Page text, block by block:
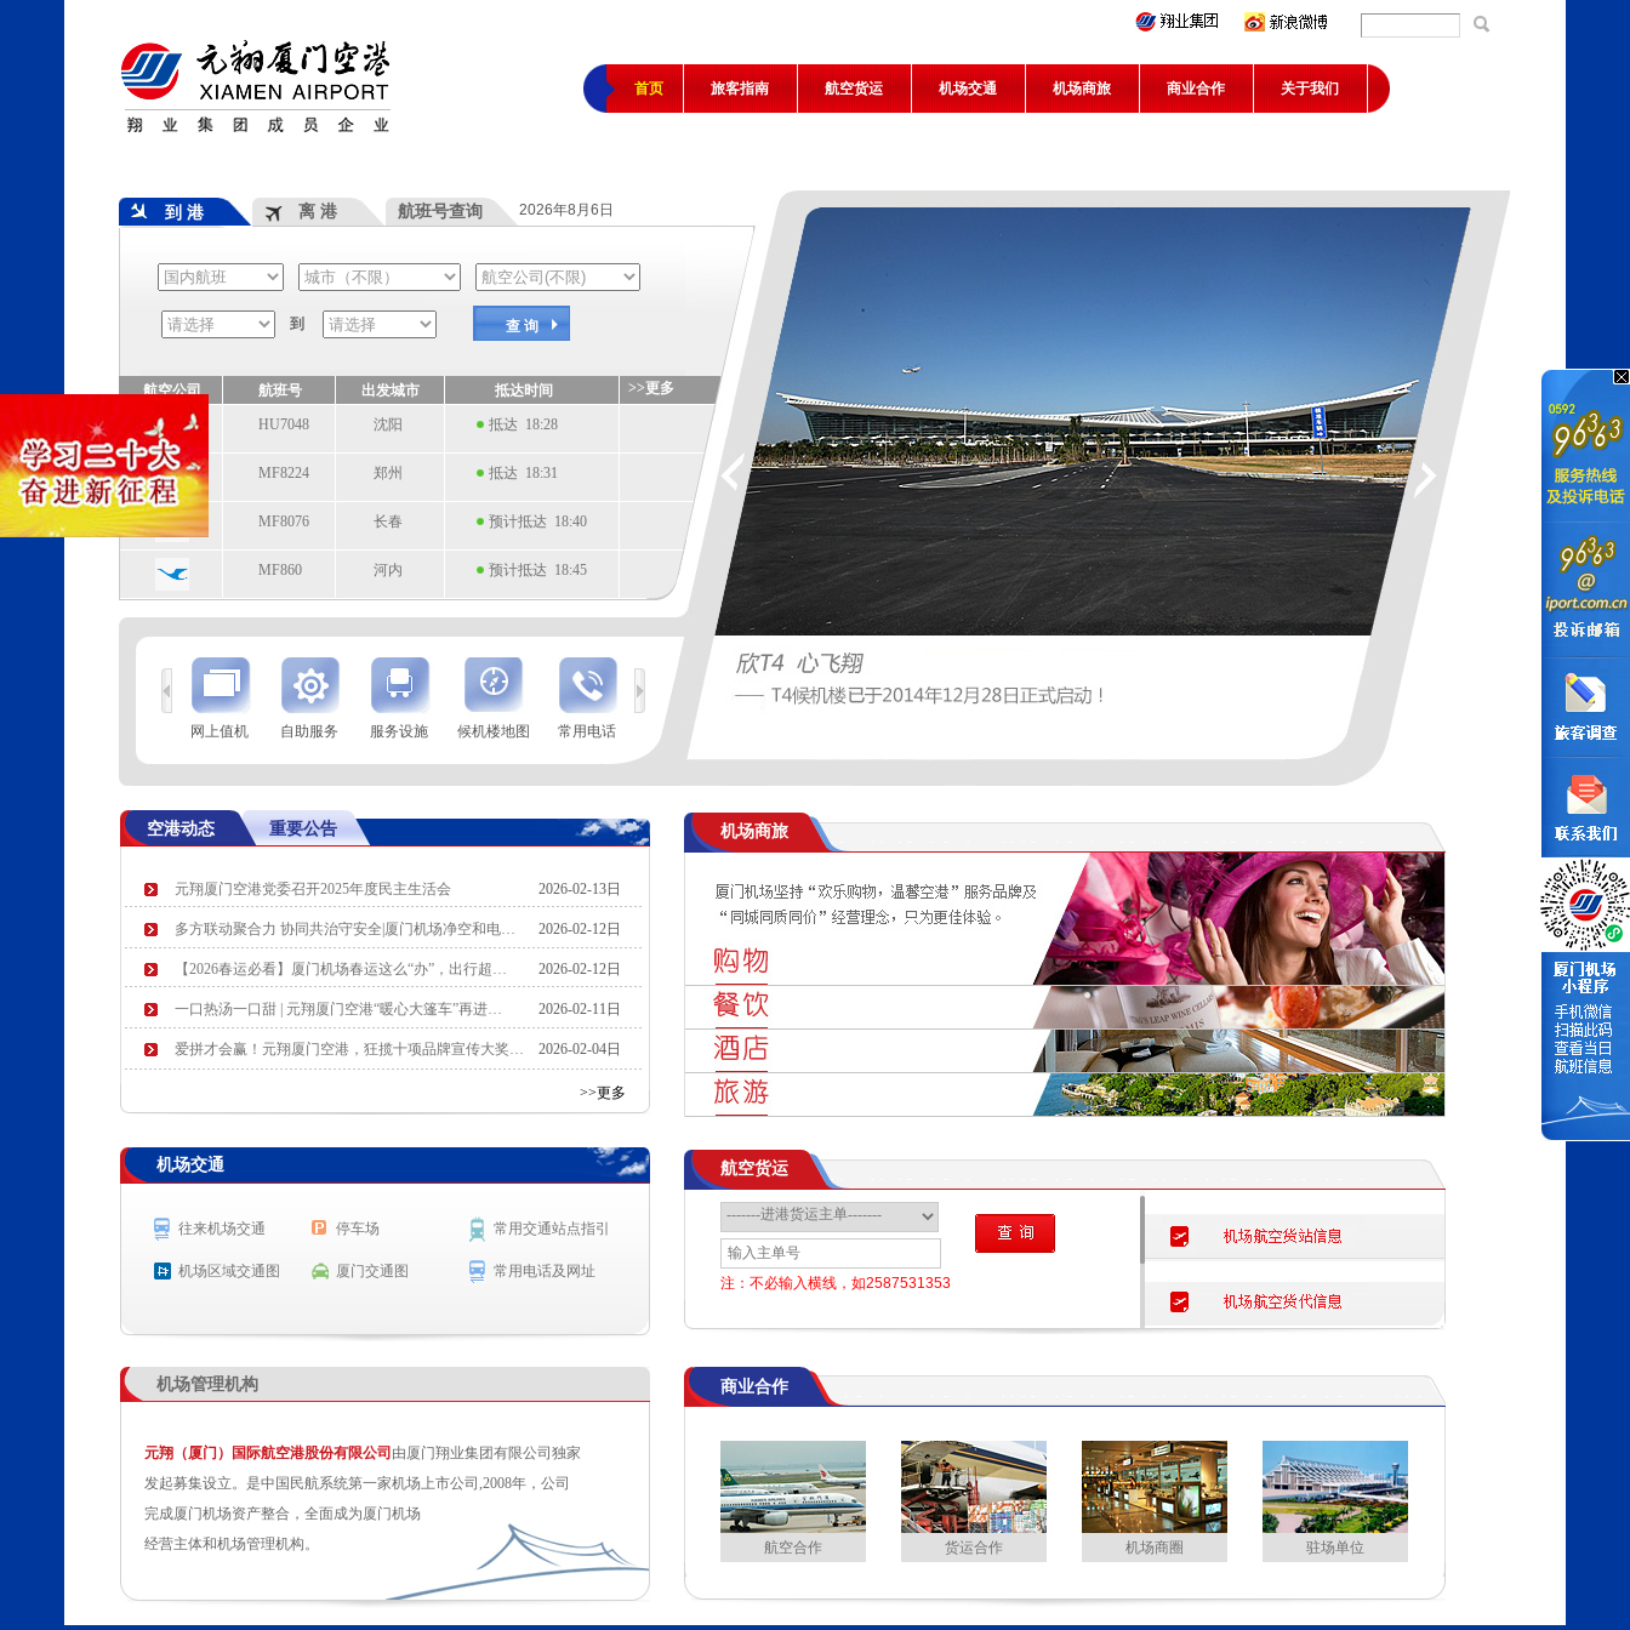
首页 旅客指南 航空货运 机场交通 机场商旅 商业合作 关于我们
到 港 离 港 航班号查询 2026年8月6日
到 查 询
航空公司 航班号 出发城市 抵达时间 >>更多
HU7048 沈阳 抵达 18:28
MF8224 郑州 抵达 18:31
MF8076 长春 预计抵达 18:40
MF860 河内 预计抵达 18:45
到
航空公司 航班号 到达城市
起飞时间
EU2836
成都（双流） 起飞 18:22
MF819 马尼拉 预计起飞 18:35
航空公司
网上值机 自助服务 服务设施 候机楼地图 常用电话
空港动态 重要公告
元翔厦门空港党委召开2025年度民主生活会 2026-02-13日
多方联动聚合力 协同共治守安全|厦门机场净空和电… 2026-02-12日
【2026春运必看】厦门机场春运这么“办”，出行超… 2026-02-12日
一口热汤一口甜 | 元翔厦门空港“暖心大篷车”再进… 2026-02-11日
爱拼才会赢！元翔厦门空港，狂揽十项品牌宣传大奖… 2026-02-04日
>>更多
机场商旅
机场交通
往来机场交通 停车场 常用交通站点指引
机场区域交通图 厦门交通图 常用电话及网址
航空货运
注：不必输入横线，如2587531353
机场管理机构
元翔（厦门）国际航空港股份有限公司 由厦门翔业集团有限公司独家
发起募集设立。是中国民航系统第一家机场上市公司,2008年，公司
完成厦门机场资产整合，全面成为厦门机场
经营主体和机场管理机构。
商业合作
航空合作 货运合作 机场商圈 驻场单位